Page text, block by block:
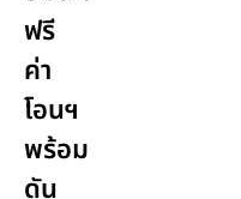
ฟรี
ค่า
โอนฯ
พร้อม
ดัน